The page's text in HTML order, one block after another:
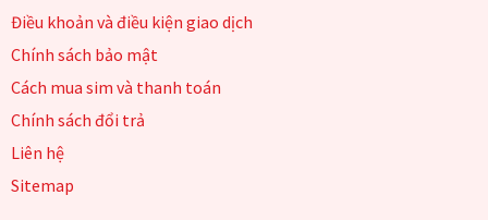
Điều khoản và điều kiện giao dịch
Chính sách bảo mật
Cách mua sim và thanh toán
Chính sách đổi trả
Liên hệ
Sitemap